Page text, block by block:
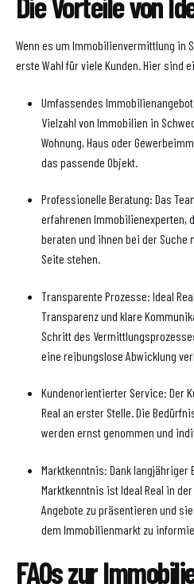
Wenn es um Immobilienvermittlung in
erste Wahl für viele Kunden. Hier sind
Umfassendes
Vielzahl von Immobilien in
Wohnung, Haus oder
das passende Objekt.
Professionelle Beratung: Das
erfahrenen Immobilienexperten,
beraten und ihnen bei der
Seite stehen.
Transparente Prozesse: Ideal
Transparenz und klare
Schritt des
eine reibungslose Abwicklung
Kundenorientierter Service: Der
Real an erster Stelle. Die
werden ernst genommen und
Marktkenntnis: Dank
Marktkenntnis ist Ideal Real in
Angebote zu präsentieren und
dem Immobilienmarkt zu
FAQs zur